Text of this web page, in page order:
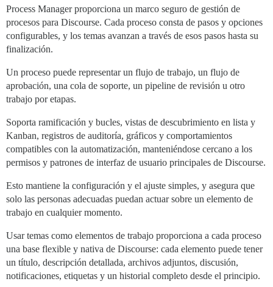
Process Manager proporciona un marco seguro de gestión de
procesos para Discourse. Cada proceso consta de pasos y opciones
configurables, y los temas avanzan a través de esos pasos hasta su
finalización.
Un proceso puede representar un flujo de trabajo, un flujo de
aprobación, una cola de soporte, un pipeline de revisión u otro
trabajo por etapas.
Soporta ramificación y bucles, vistas de descubrimiento en lista y
Kanban, registros de auditoría, gráficos y comportamientos
compatibles con la automatización, manteniéndose cercano a los
permisos y patrones de interfaz de usuario principales de Discourse.
Esto mantiene la configuración y el ajuste simples, y asegura que
solo las personas adecuadas puedan actuar sobre un elemento de
trabajo en cualquier momento.
Usar temas como elementos de trabajo proporciona a cada proceso
una base flexible y nativa de Discourse: cada elemento puede tener
un título, descripción detallada, archivos adjuntos, discusión,
notificaciones, etiquetas y un historial completo desde el principio.